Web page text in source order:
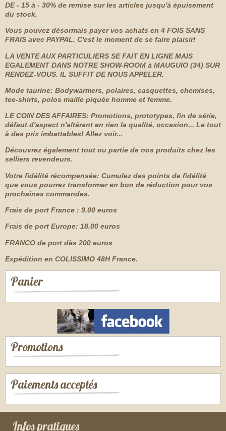
DE - 15 à - 30% de remise sur les articles jusqu'à épuisement
du stock.
Vous pouvez désormais payer vos achats en 4 FOIS SANS
FRAIS avec PAYPAL. C'est le moment de se faire plaisir!
LA VENTE AUX PARTICULIERS SE FAIT EN LIGNE MAIS
EGALEMENTDANS NOTRE SHOW-ROOM à MAUGUIO (34) SUR
RENDEZ-VOUS. IL SUFFIT DE NOUS APPELER.
Mode taurine: Bodywarmers, polaires, casquettes, chemises,
tee-shirts, polos maille piquée homme et femme.
LE COIN DES AFFAIRES: Promotions, prototypes, fin de série,
défaut d'aspect n'altérant en rien la qualité, occasion... Le tout
à des prix imbattables! Allez voir...
Découvrez également tout ou partie de nos produits chez les
selliers revendeurs.
Votre fidélité récompensée: Cumulez des points de fidélité
que vous pourrez transformer en bon de réduction pour vos
prochaines commandes.
Frais de port France : 9.00 euros
Frais de port Europe: 18.00 euros
FRANCO de port dès 200 euros
Expédition en COLISSIMO 48H France.
Panier
Promotions
Paiements acceptés
Infos pratiques